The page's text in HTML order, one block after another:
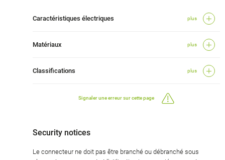
Caractéristiques électriques plus
Matériaux plus
Classifications plus
Signaler une erreur sur cette page
Security notices
Le connecteur ne doit pas être branché ou débranché sous